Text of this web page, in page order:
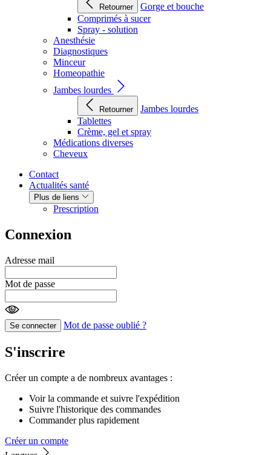
Retourner
Gorge et bouche
Comprimés à sucer
Spray - solution
Anesthésie
Diagnostiques
Minceur
Homeopathie
Jambes lourdes
Retourner
Jambes lourdes
Tablettes
Crème, gel et spray
Médications diverses
Cheveux
Contact
Actualités santé
Plus de liens
Prescription
Connexion
Adresse mail
Mot de passe
Se connecter Mot de passe oublié ?
S'inscrire
Créer un compte a de nombreux avantages :
Voir la commande et suivre l'expédition
Suivre l'historique des commandes
Commander plus rapidement
Créer un compte